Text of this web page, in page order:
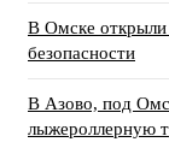
В Омске открыли
безопасности
В Азово, под
лыжероллерную